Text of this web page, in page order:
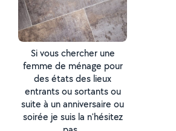
Si vous chercher une
femme de ménage pour
des états des lieux
entrants ou sortants ou
suite à un anniversaire ou
soirée je suis la n'hésitez